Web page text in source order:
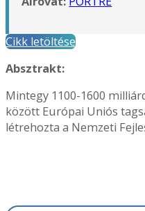
Cikk letöltése
Absztrakt:
Mintegy 1100-1600
között Európai Uniós
létrehozta a Nemzeti